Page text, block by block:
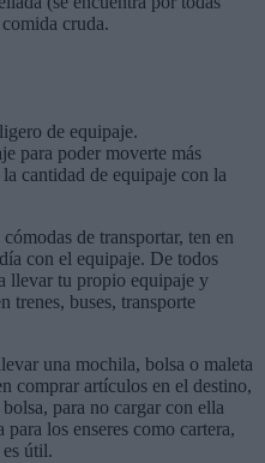
cruda.
de equipaje.
para poder moverte más
cantidad de equipaje con la
de transportar, ten en
con el equipaje. De todos
llevar tu propio equipaje y
trenes, buses, transporte
una mochila, bolsa o maleta
comprar artículos en el destino,
para no cargar con ella
los enseres como cartera,
útil.